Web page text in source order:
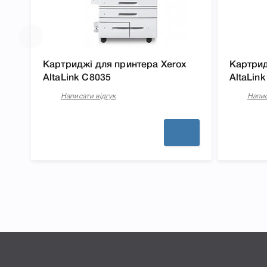
Картриджі для принтера Xerox
AltaLink C8035
Написати відгук
AltaLink